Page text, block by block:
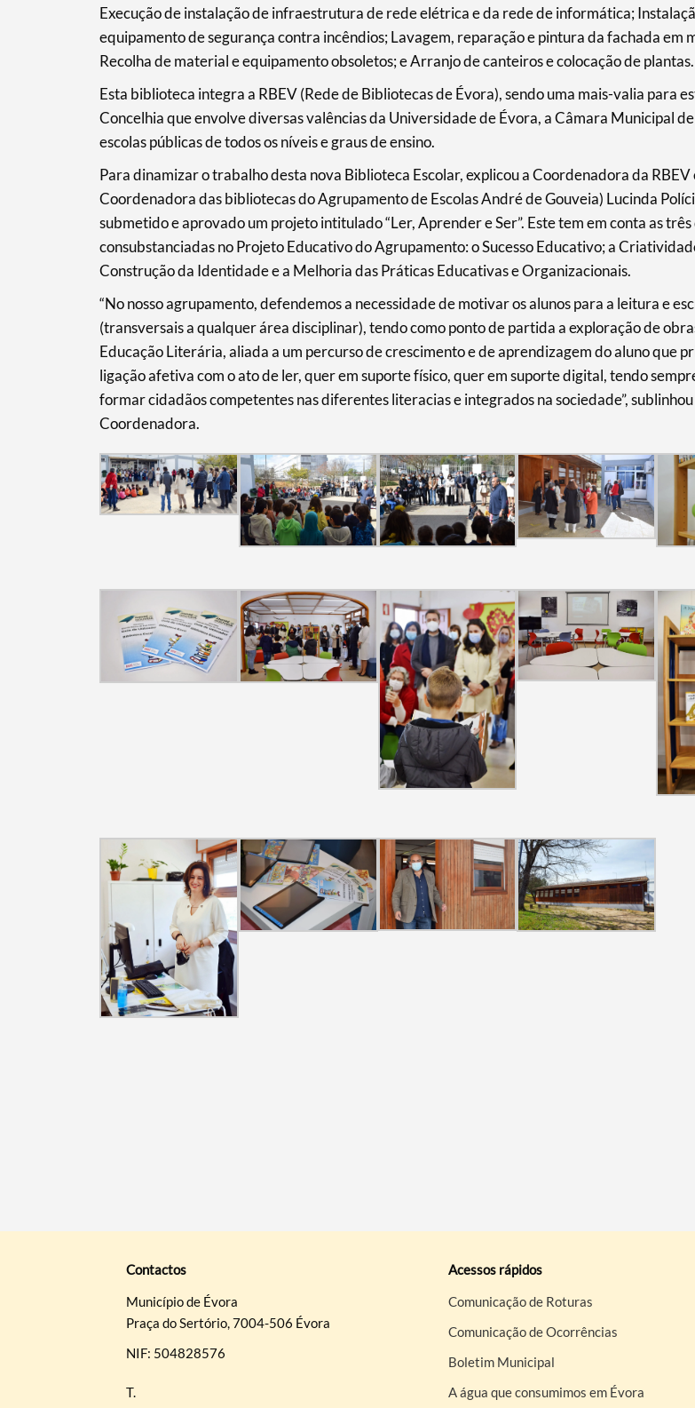
Termo de Pesquisa
Categorias gerais
Filtros
Execução de instalação de infraestrutura de rede elétrica e da rede de informática;
equipamento de segurança contra incêndios; Lavagem, reparação e pintura da fachada em
Recolha de material e equipamento obsoletos; e Arranjo de canteiros e colocação de plantas.
Esta biblioteca integra a RBEV (Rede de Bibliotecas de Évora), sendo uma mais-valia para
Concelhia que envolve diversas valências da Universidade de Évora, a Câmara Municipal
escolas públicas de todos os níveis e graus de ensino.
Para dinamizar o trabalho desta nova Biblioteca Escolar, explicou a Coordenadora da
Coordenadora das bibliotecas do Agrupamento de Escolas André de Gouveia) Lucinda
submetido e aprovado um projeto intitulado “Ler, Aprender e Ser”. Este tem em conta as
consubstanciadas no Projeto Educativo do Agrupamento: o Sucesso Educativo; a
Construção da Identidade e a Melhoria das Práticas Educativas e Organizacionais.
“No nosso agrupamento, defendemos a necessidade de motivar os alunos para a leitura e
(transversais a qualquer área disciplinar), tendo como ponto de partida a exploração de
Educação Literária, aliada a um percurso de crescimento e de aprendizagem do aluno que
ligação afetiva com o ato de ler, quer em suporte físico, quer em suporte digital, tendo
formar cidadãos competentes nas diferentes literacias e integrados na sociedade”,
Coordenadora.
Contactos
Município de Évora
Praça do Sertório, 7004-506 Évora
NIF: 504828576
T.
Acessos rápidos
Comunicação de Roturas
Comunicação de Ocorrências
Boletim Municipal
A água que consumimos em Évora